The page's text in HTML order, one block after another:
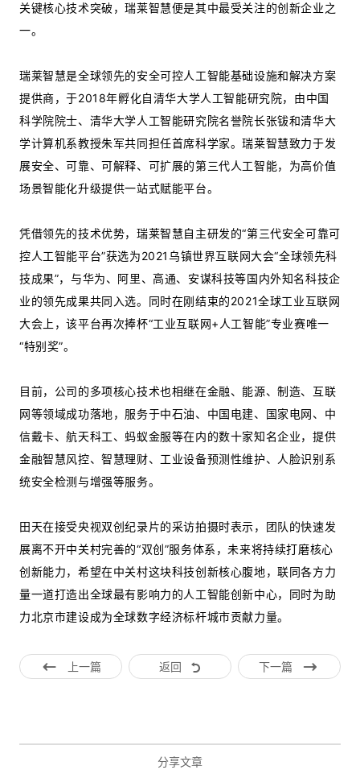
关键核心技术突破，瑞莱智慧便是其中最受关注的创新企业之
一。
瑞莱智慧是全球领先的安全可控人工智能基础设施和解决方案
提供商，于2018年孵化自清华大学人工智能研究院，由中国
科学院院士、清华大学人工智能研究院名誉院长张钹和清华大
学计算机系教授朱军共同担任首席科学家。瑞莱智慧致力于发
展安全、可靠、可解释、可扩展的第三代人工智能，为高价值
场景智能化升级提供一站式赋能平台。
凭借领先的技术优势，瑞莱智慧自主研发的“第三代安全可靠可
控人工智能平台”获选为2021乌镇世界互联网大会“全球领先科
技成果”，与华为、阿里、高通、安谋科技等国内外知名科技企
业的领先成果共同入选。同时在刚结束的2021全球工业互联网
大会上，该平台再次捧杯“工业互联网+人工智能”专业赛唯一
“特别奖”。
目前，公司的多项核心技术也相继在金融、能源、制造、互联
网等领域成功落地，服务于中石油、中国电建、国家电网、中
信戴卡、航天科工、蚂蚁金服等在内的数十家知名企业，提供
金融智慧风控、智慧理财、工业设备预测性维护、人脸识别系
统安全检测与增强等服务。
田天在接受央视双创纪录片的采访拍摄时表示，团队的快速发
展离不开中关村完善的“双创”服务体系，未来将持续打磨核心
创新能力，希望在中关村这块科技创新核心腹地，联同各方力
量一道打造出全球最有影响力的人工智能创新中心，同时为助
力北京市建设成为全球数字经济标杆城市贡献力量。
上一篇 返回 下一篇
分享文章